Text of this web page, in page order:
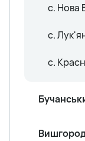
с. Нова
с.
с.